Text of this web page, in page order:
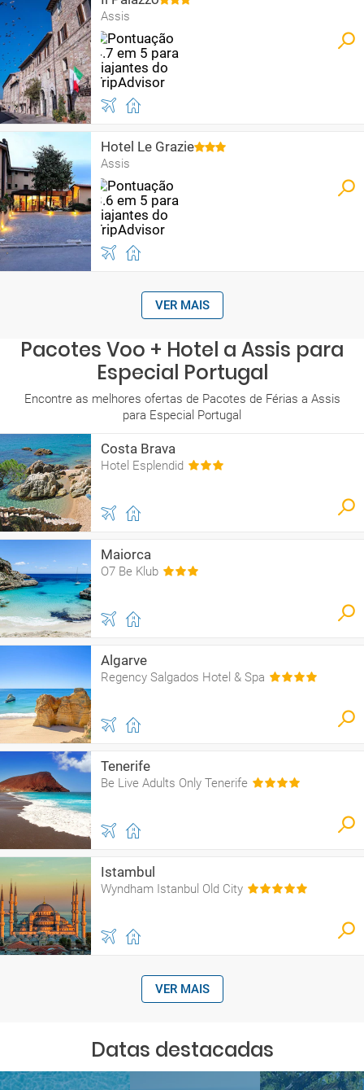
Assis
Hotel Le Grazie
Assis
VER MAIS
Pacotes Voo + Hotel a Assis para
Especial Portugal
Encontre as melhores ofertas de Pacotes de Férias a Assis
para Especial Portugal
Costa Brava
Hotel Esplendid
Maiorca
O7 Be Klub
Algarve
Regency Salgados Hotel & Spa
Tenerife
Be Live Adults Only Tenerife
Istambul
Wyndham Istanbul Old City
VER MAIS
Datas destacadas